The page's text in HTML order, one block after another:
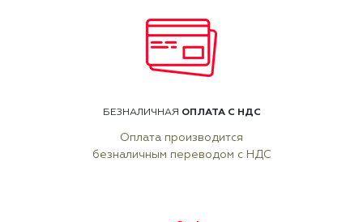
БЕЗНАЛИЧНАЯ ОПЛАТА С НДС
Оплата производится
безналичным переводом с НДС